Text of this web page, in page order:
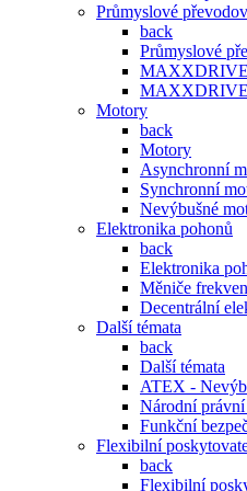
Průmyslové
back
Průmyslové
Motory
back
Motory
Asynchronní
Synchronní
Nevýbušné
Elektronika pohonů
back
Elektronika
Měniče
Decentrální
Další témata
back
Další témata
ATEX -
Národní
Funkční
Flexibilní
back
Flexibilní